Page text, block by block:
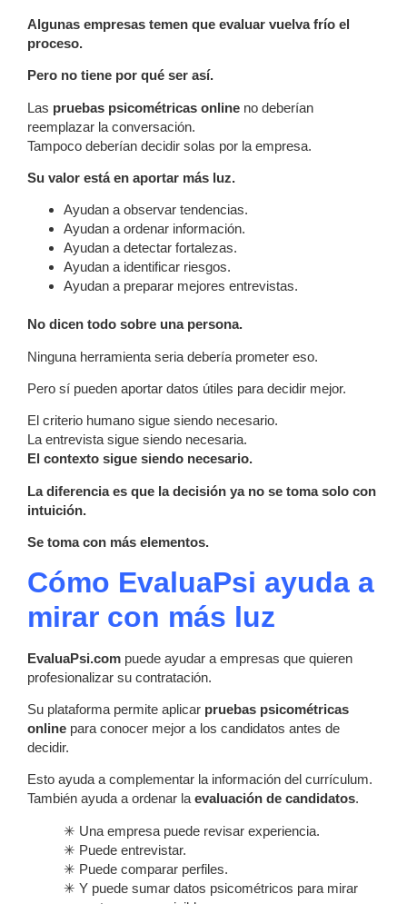
Algunas empresas temen que evaluar vuelva frío el
proceso.
Pero no tiene por qué ser así.
Las pruebas psicométricas online no deberían
reemplazar la conversación.
Tampoco deberían decidir solas por la empresa.
Su valor está en aportar más luz.
Ayudan a observar tendencias.
Ayudan a ordenar información.
Ayudan a detectar fortalezas.
Ayudan a identificar riesgos.
Ayudan a preparar mejores entrevistas.
No dicen todo sobre una persona.
Ninguna herramienta seria debería prometer eso.
Pero sí pueden aportar datos útiles para decidir mejor.
El criterio humano sigue siendo necesario.
La entrevista sigue siendo necesaria.
El contexto sigue siendo necesario.
La diferencia es que la decisión ya no se toma solo con
intuición.
Se toma con más elementos.
Cómo EvaluaPsi ayuda a
mirar con más luz
EvaluaPsi.com puede ayudar a empresas que quieren
profesionalizar su contratación.
Su plataforma permite aplicar pruebas psicométricas
online para conocer mejor a los candidatos antes de
decidir.
Esto ayuda a complementar la información del currículum.
También ayuda a ordenar laevaluación de candidatos.
✳ Una empresa puede revisar experiencia.
✳ Puede entrevistar.
✳ Puede comparar perfiles.
✳ Y puede sumar datos psicométricos para mirar